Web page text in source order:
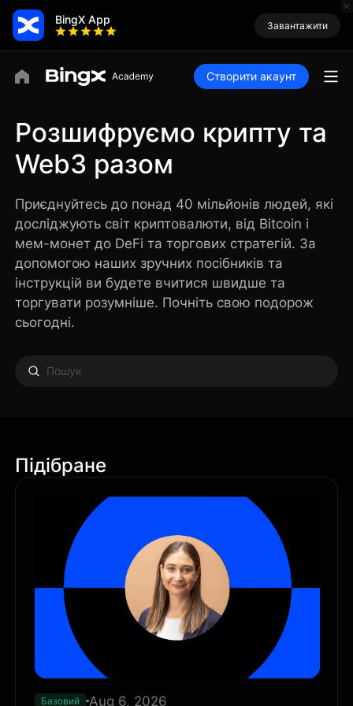
BingX App Завантажити
Створити акаунт
Розшифруємо крипту та
Web3 разом
Приєднуйтесь до понад 40 мільйонів людей, які
досліджують світ криптовалюти, від Bitcoin і
мем-монет до DeFi та торгових стратегій. За
допомогою наших зручних посібників та
інструкцій ви будете вчитися швидше та
торгувати розумніше. Почніть свою подорож
сьогодні.
Підібране
Базовий Aug 6, 2026